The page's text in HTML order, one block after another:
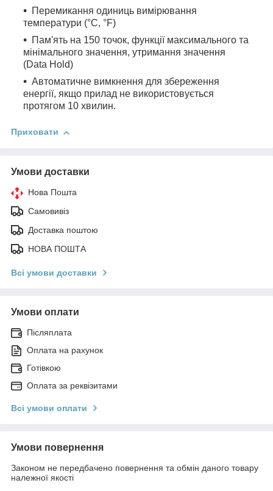
Перемикання одиниць вимірювання
температури (°С, °F)
Пам'ять на 150 точок, функції максимального та
мінімального значення, утримання значення
(Data Hold)
Автоматичне вимкнення для збереження
енергії, якщо прилад не використовується
протягом 10 хвилин.
Приховати
Умови доставки
Нова Пошта
Самовивіз
Доставка поштою
НОВА ПОШТА
Всі умови доставки
Умови оплати
Післяплата
Оплата на рахунок
Готівкою
Оплата за реквізитами
Всі умови оплати
Умови повернення
Законом не передбачено повернення та обмін даного товару
належної якості